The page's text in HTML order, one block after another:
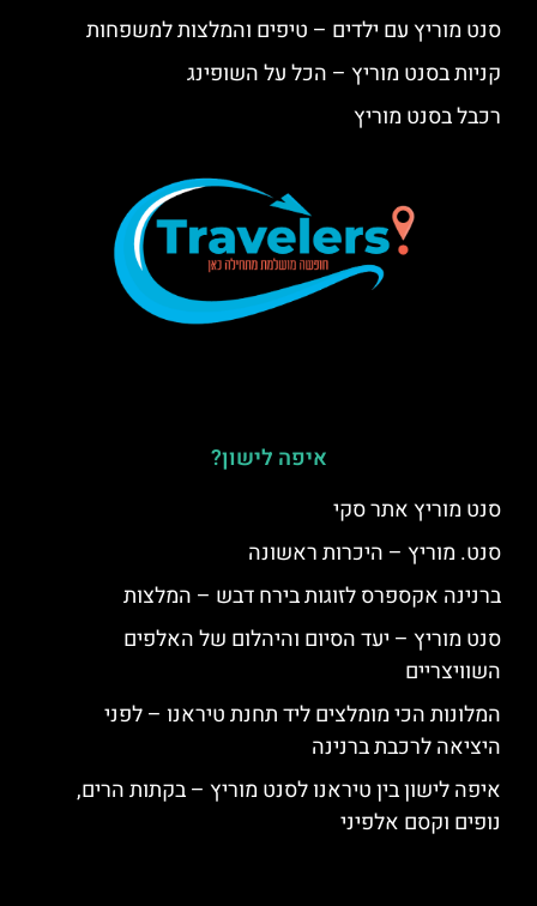
סנט מוריץ עם ילדים – טיפים והמלצות למשפחות
קניות בסנט מוריץ – הכל על השופינג
רכבל בסנט מוריץ
איפה לישון?
סנט מוריץ אתר סקי
סנט. מוריץ – היכרות ראשונה
ברנינה אקספרס לזוגות בירח דבש – המלצות
סנט מוריץ – יעד הסיום והיהלום של האלפים
השוויצריים
המלונות הכי מומלצים ליד תחנת טיראנו – לפני
היציאה לרכבת ברנינה
איפה לישון בין טיראנו לסנט מוריץ – בקתות הרים,
נופים וקסם אלפיני